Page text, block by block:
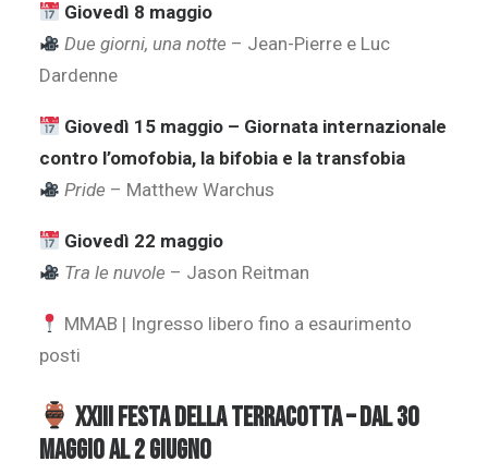
Giovedì 8 maggio
Due giorni, una notte – Jean-Pierre e Luc
Dardenne
Giovedì 15 maggio – Giornata internazionale
contro l’omofobia, la bifobia e la transfobia
Pride – Matthew Warchus
Giovedì 22 maggio
Tra le nuvole – Jason Reitman
MMAB | Ingresso libero fino a esaurimento
posti
XXIII FESTA DELLA TERRACOTTA – Dal 30
maggio al 2 giugno